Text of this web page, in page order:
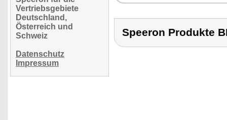
Vertriebsgebiete
Deutschland,
Österreich und
Schweiz
Datenschutz
Impressum
Speeron Produkte